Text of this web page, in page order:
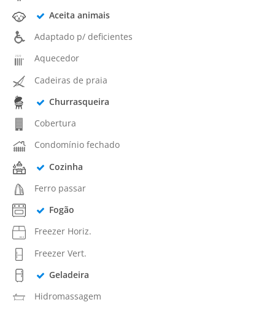
Aceita animais
Adaptado p/ deficientes
Aquecedor
Cadeiras de praia
Churrasqueira
Cobertura
Condomínio fechado
Cozinha
Ferro passar
Fogão
Freezer Horiz.
Freezer Vert.
Geladeira
Hidromassagem